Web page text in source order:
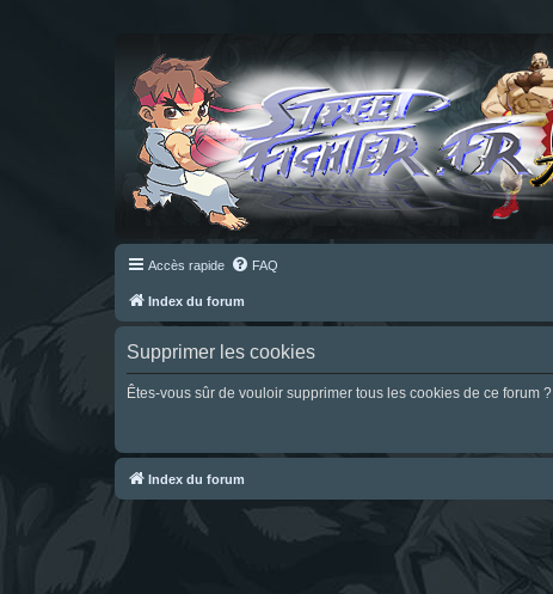
Accès rapide FAQ
Index du forum
Supprimer les cookies
Êtes-vous sûr de vouloir supprimer tous les cookies de ce forum ?
Index du forum